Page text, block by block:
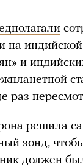
на индийской
и
раз
решила
зонд,
должен